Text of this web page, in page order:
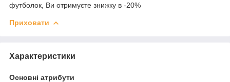
футболок, Ви отримуєте знижку в -20%
Приховати
Характеристики
Основні атрибути